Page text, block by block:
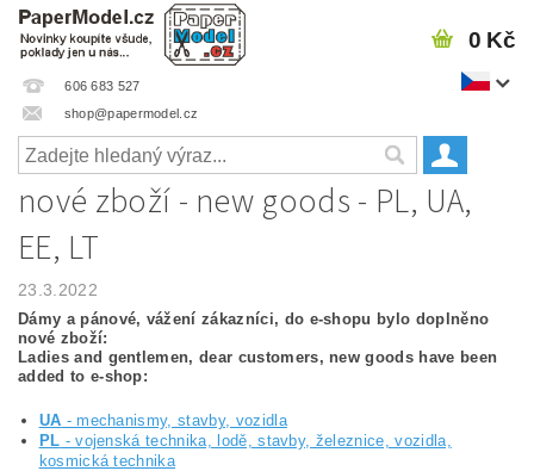
606 683 527
shop@papermodel.cz
0 Kč
nové zboží - new goods - PL, UA,
EE, LT
23.3.2022
Dámy a pánové, vážení zákazníci, do e-shopu bylo doplněno
nové zboží:
Ladies and gentlemen, dear customers, new goods have been
added to e-shop:
UA - mechanismy, stavby, vozidla
PL - vojenská technika, lodě, stavby, železnice, vozidla,
kosmická technika